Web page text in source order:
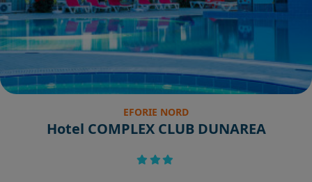
EFORIE NORD
Hotel COMPLEX CLUB DUNAREA